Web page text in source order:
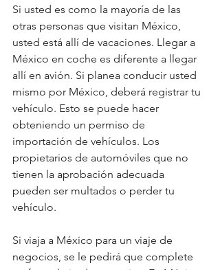
Si usted es como la mayoría de las
otras personas que visitan México,
usted está allí de vacaciones. Llegar a
México en coche es diferente a llegar
allí en avión. Si planea conducir usted
mismo por México, deberá registrar tu
vehículo. Esto se puede hacer
obteniendo un permiso de
importación de vehículos. Los
propietarios de automóviles que no
tienen la aprobación adecuada
pueden ser multados o perder tu
vehículo.
Si viaja a México para un viaje de
negocios, se le pedirá que complete